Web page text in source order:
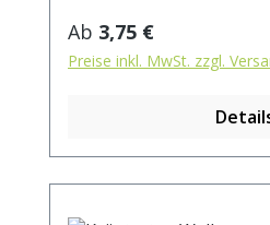
kochendem Wasser
max.10 min.
Regulärer Preis:
Ab 3,75 €
Preise inkl. MwSt. zzgl.